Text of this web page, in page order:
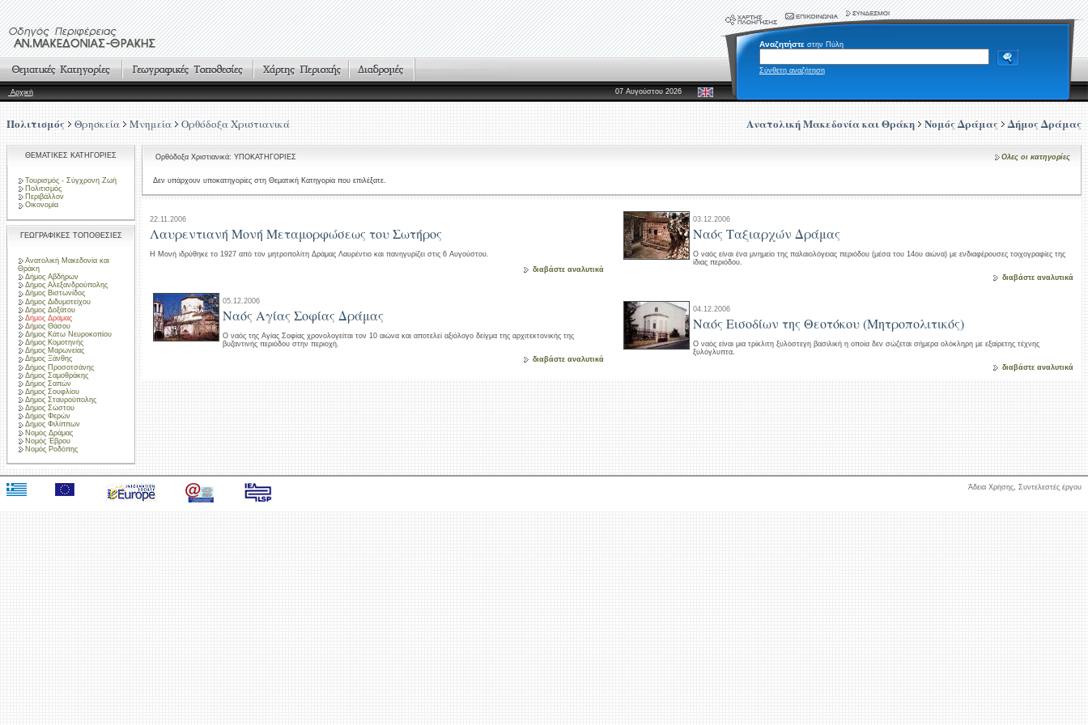
Αναζητήστε στην Πύλη
Σύνθετη αναζήτηση
Αρχική 07 Αυγούστου 2026
Πολιτισμός Θρησκεία Μνημεία Ορθόδοξα Χριστιανικά Ανατολική Μακεδονία και Θράκη Νομός Δράμας Δήμος Δράμας
ΘΕΜΑΤΙΚΕΣ ΚΑΤΗΓΟΡΙΕΣ
Τουρισμός - Σύγχρονη Ζωή
Πολιτισμός
Περιβάλλον
Οικονομία
ΓΕΩΓΡΑΦΙΚΕΣ ΤΟΠΟΘΕΣΙΕΣ
Ανατολική Μακεδονία και
Θράκη
Δήμος Αβδήρων
Δήμος Αλεξανδρούπολης
Δήμος Βιστωνίδος
Δήμος Διδυμοτείχου
Δήμος Δοξάτου
Δήμος Δράμας
Δήμος Θάσου
Δήμος Κάτω Νευροκοπίου
Δήμος Κομοτηνής
Δήμος Μαρωνείας
Δήμος Ξάνθης
Δήμος Προσοτσάνης
Δήμος Σαμοθράκης
Δήμος Σαπών
Δήμος Σουφλίου
Δήμος Σταυρούπολης
Δήμος Σώστου
Δήμος Φερών
Δήμος Φιλίππων
Νομός Δράμας
Νομός Έβρου
Νομός Ροδόπης
Ορθόδοξα Χριστιανικά: ΥΠΟΚΑΤΗΓΟΡΙΕΣ Ολες οι κατηγορίες
Δεν υπάρχουν υποκατηγορίες στη Θεματική Κατηγορία που επιλέξατε.
22.11.2006
Λαυρεντιανή Μονή Μεταμορφώσεως του Σωτήρος
Η Μονή ιδρύθηκε το 1927 από τον μητροπολίτη Δράμας Λαυρέντιο και πανηγυρίζει στις 6 Αυγούστου.
διαβάστε αναλυτικά
05.12.2006
Ναός Αγίας Σοφίας Δράμας
Ο ναός της Αγίας Σοφίας χρονολογείται τον 10 αιώνα και αποτελεί αξιόλογο δείγμα της αρχιτεκτονικής της
βυζαντινής περιόδου στην περιοχή.
διαβάστε αναλυτικά
03.12.2006
Ναός Ταξιαρχών Δράμας
Ο ναός είναι ένα μνημείο της παλαιολόγειας περιόδου (μέσα του 14ου αιώνα) με ενδιαφέρουσες τοιχογραφίες της
ίδιας περιόδου.
διαβάστε αναλυτικά
04.12.2006
Ναός Εισοδίων της Θεοτόκου (Μητροπολιτικός)
Ο ναός είναι μια τρίκλιτη ξυλόστεγη βασιλική η οποία δεν σώζεται σήμερα ολόκληρη με εξαίρετης τέχνης
ξυλόγλυπτα.
διαβάστε αναλυτικά
Άδεια Χρήσης, Συντελεστές έργου